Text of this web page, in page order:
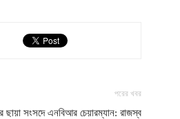
পরের খবর
ছায়া সংসদে এনবিআর চেয়ারম্যান: রাজস্ব